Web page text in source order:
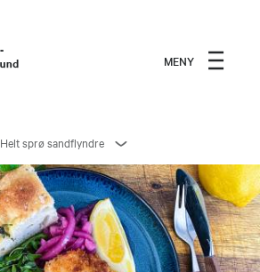
MENY
Helt sprø sandflyndre